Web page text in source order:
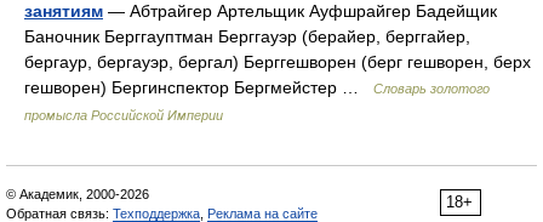
занятиям — Абтрайгер Артельщик Ауфшрайгер Бадейщик
Баночник Берггауптман Берггауэр (берайер, берггайер,
бергаур, бергауэр, бергал) Берггешворен (берг гешворен, берх
гешворен) Бергинспектор Бергмейстер …
Словарь золотого
промысла Российской Империи
18+
© Академик, 2000-2026
Обратная связь: Техподдержка Реклама на сайте